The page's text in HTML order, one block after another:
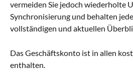
vermeiden Sie jedoch wiederholte
Synchronisierung und behalten
vollständigen und aktuellen
Das Geschäftskonto ist in allen
enthalten.